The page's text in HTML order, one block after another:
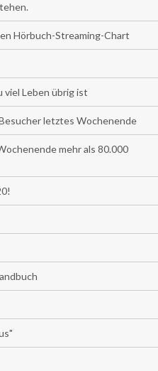
Hörbuch-Streaming-Chart
viel Leben übrig ist
letztes Wochenende
mehr als 80.000